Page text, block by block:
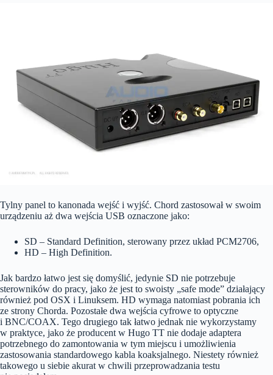
Tylny panel to kanonada wejść i wyjść. Chord zastosował w swoim
urządzeniu aż dwa wejścia USB oznaczone jako:
SD – Standard Definition, sterowany przez układ PCM2706,
HD – High Definition.
Jak bardzo łatwo jest się domyślić, jedynie SD nie potrzebuje
sterowników do pracy, jako że jest to swoisty „safe mode” działający
również pod OSX i Linuksem. HD wymaga natomiast pobrania ich
ze strony Chorda. Pozostałe dwa wejścia cyfrowe to optyczne
i BNC/COAX. Tego drugiego tak łatwo jednak nie wykorzystamy
w praktyce, jako że producent w Hugo TT nie dodaje adaptera
potrzebnego do zamontowania w tym miejscu i umożliwienia
zastosowania standardowego kabla koaksjalnego. Niestety również
takowego u siebie akurat w chwili przeprowadzania testu